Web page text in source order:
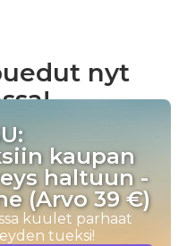
nyt
kaupan
haltuun -
(Arvo 39 €)
kuulet parhaat
tueksi!